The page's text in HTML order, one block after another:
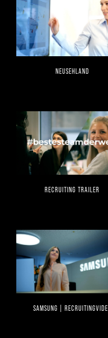
NEUSEHLAND
RECRUITING TRAILER
SAMSUNG |